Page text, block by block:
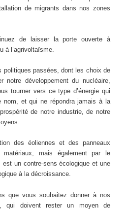
de migrants dans nos zones
de laisser la porte ouverte à
à l’agrivoltaïsme.
politiques passées, dont les choix de
notre développement du nucléaire,
tourner vers ce type d’énergie qui
nom, et qui ne répondra jamais à la
de notre industrie, de notre
des éoliennes et des panneaux
matériaux, mais également par le
un contre-sens écologique et une
à la décroissance.
que vous souhaitez donner à nos
qui doivent rester un moyen de